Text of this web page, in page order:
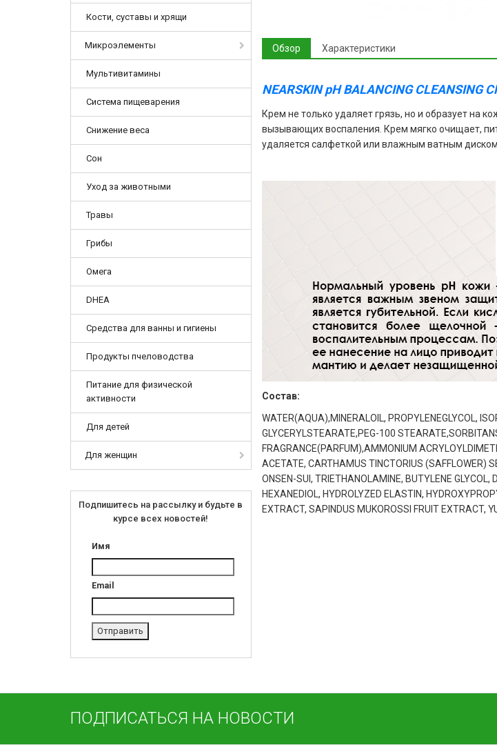
Кости, суставы и хрящи
Микроэлементы
Мультивитамины
Система пищеварения
Снижение веса
Сон
Уход за животными
Травы
Грибы
Омега
DHEA
Средства для ванны и гигиены
Продукты пчеловодства
Питание для физической
активности
Для детей
Для женщин
Подпишитесь на рассылку и будьте в
курсе всех новостей!
Имя
Email
Обзор Характеристики
NEARSKIN pH BALANCING CLEANSING
Крем не только удаляет грязь, но и образует на
вызывающих воспаления. Крем мягко очищает,
удаляется салфеткой или влажным ватным
Состав:
WATER(AQUA),MINERALOIL, PROPYLENEGLYCOL,
GLYCERYLSTEARATE,PEG-100
FRAGRANCE(PARFUM),AMMONIUM
ACETATE, CARTHAMUS TINCTORIUS (SAFFLOWER)
ONSEN-SUI, TRIETHANOLAMINE, BUTYLENE GLYCOL,
HEXANEDIOL, HYDROLYZED ELASTIN,
EXTRACT, SAPINDUS MUKOROSSI FRUIT EXTRACT,
ПОДПИСАТЬСЯ НА НОВОСТИ